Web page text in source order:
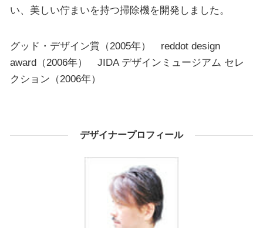
い、美しい佇まいを持つ掃除機を開発しました。
グッド・デザイン賞（2005年） reddot design
award（2006年） JIDA デザインミュージアム セレ
クション（2006年）
デザイナープロフィール